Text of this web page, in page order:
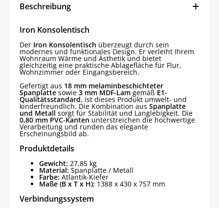
Beschreibung
Iron Konsolentisch
Der Iron Konsolentisch überzeugt durch sein
modernes und funktionales Design. Er verleiht Ihrem
Wohnraum Wärme und Ästhetik und bietet
gleichzeitig eine praktische Ablagefläche für Flur,
Wohnzimmer oder Eingangsbereich.
Gefertigt aus 18 mm melaminbeschichteter
Spanplatte sowie 3 mm MDF-Lam gemäß E1-
Qualitätsstandard, ist dieses Produkt umwelt- und
kinderfreundlich. Die Kombination aus Spanplatte
und Metall sorgt für Stabilität und Langlebigkeit. Die
0,80 mm PVC-Kanten unterstreichen die hochwertige
Verarbeitung und runden das elegante
Erscheinungsbild ab.
Produktdetails
Gewicht: 27,85 kg
Material: Spanplatte / Metall
Farbe: Atlantik-Kiefer
Maße (B x T x H): 1388 x 430 x 757 mm
Verbindungssystem